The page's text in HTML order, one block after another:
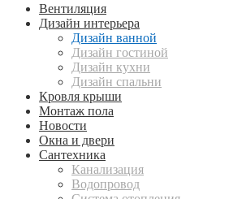
Вентиляция
Дизайн интерьера
Дизайн ванной
Дизайн гостиной
Дизайн кухни
Дизайн спальни
Кровля крыши
Монтаж пола
Новости
Окна и двери
Сантехника
Канализация
Водопровод